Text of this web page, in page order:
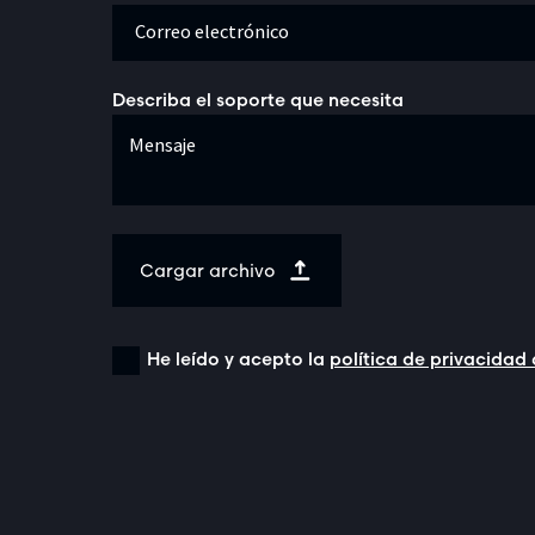
Describa el soporte que necesita
Cargar archivo
He leído y acepto la política de privacidad